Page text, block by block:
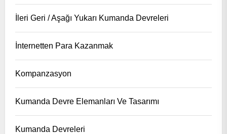
İleri Geri / Aşağı Yukarı Kumanda Devreleri
İnternetten Para Kazanmak
Kompanzasyon
Kumanda Devre Elemanları Ve Tasarımı
Kumanda Devreleri